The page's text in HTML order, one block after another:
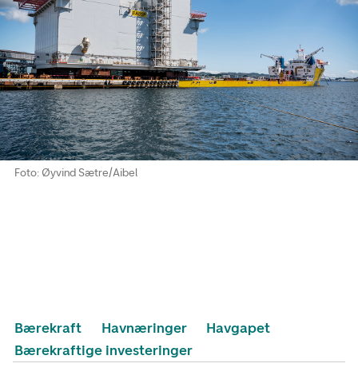
Foto: Øyvind Sætre/Aibel
Bærekraft Havnæringer
Havgapet
Bærekraftige investeringer